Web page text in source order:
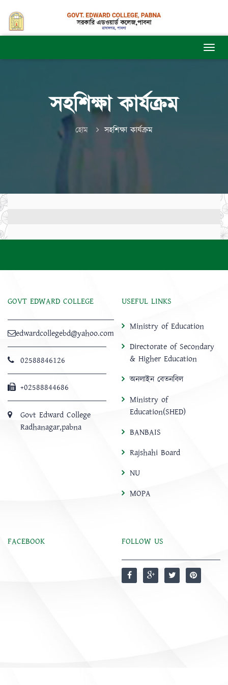
সহশিক্ষা কার্যক্রম
হোম সহশিক্ষা কার্যক্রম
GOVT EDWARD COLLEGE
edwardcollegebd@yahoo.com
02588846126
+02588844686
Govt Edward College
Radhanagar,pabna
USEFUL LINKS
Ministry of Education
Directorate of Secondary
& Higher Education
অনলাইন বেতনবিল
Ministry of
Education(SHED)
BANBAIS
Rajshahi Board
NU
MOPA
FACEBOOK FOLLOW US